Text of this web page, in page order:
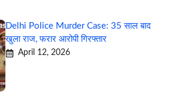
Delhi Police Murder Case: 35 साल बाद
खुला राज, फरार आरोपी गिरफ्तार
April 12, 2026